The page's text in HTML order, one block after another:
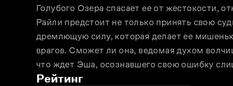
Голубого Озера спасает ее от жестокости,
Райли предстоит не только принять свою
дремлющую силу, которая делает ее
врагов. Сможет ли она, ведомая духом
что ждет Эша, осознавшего свою ошибку
Рейтинг